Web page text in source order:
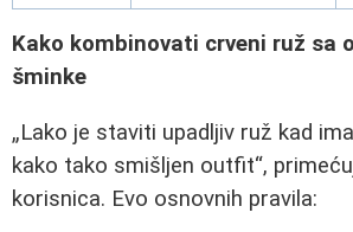
Kako kombinovati crveni ruž sa
šminke
Lako je staviti upadljiv ruž kad
kako tako smišljen outfit ,
korisnica. Evo osnovnih pravila: